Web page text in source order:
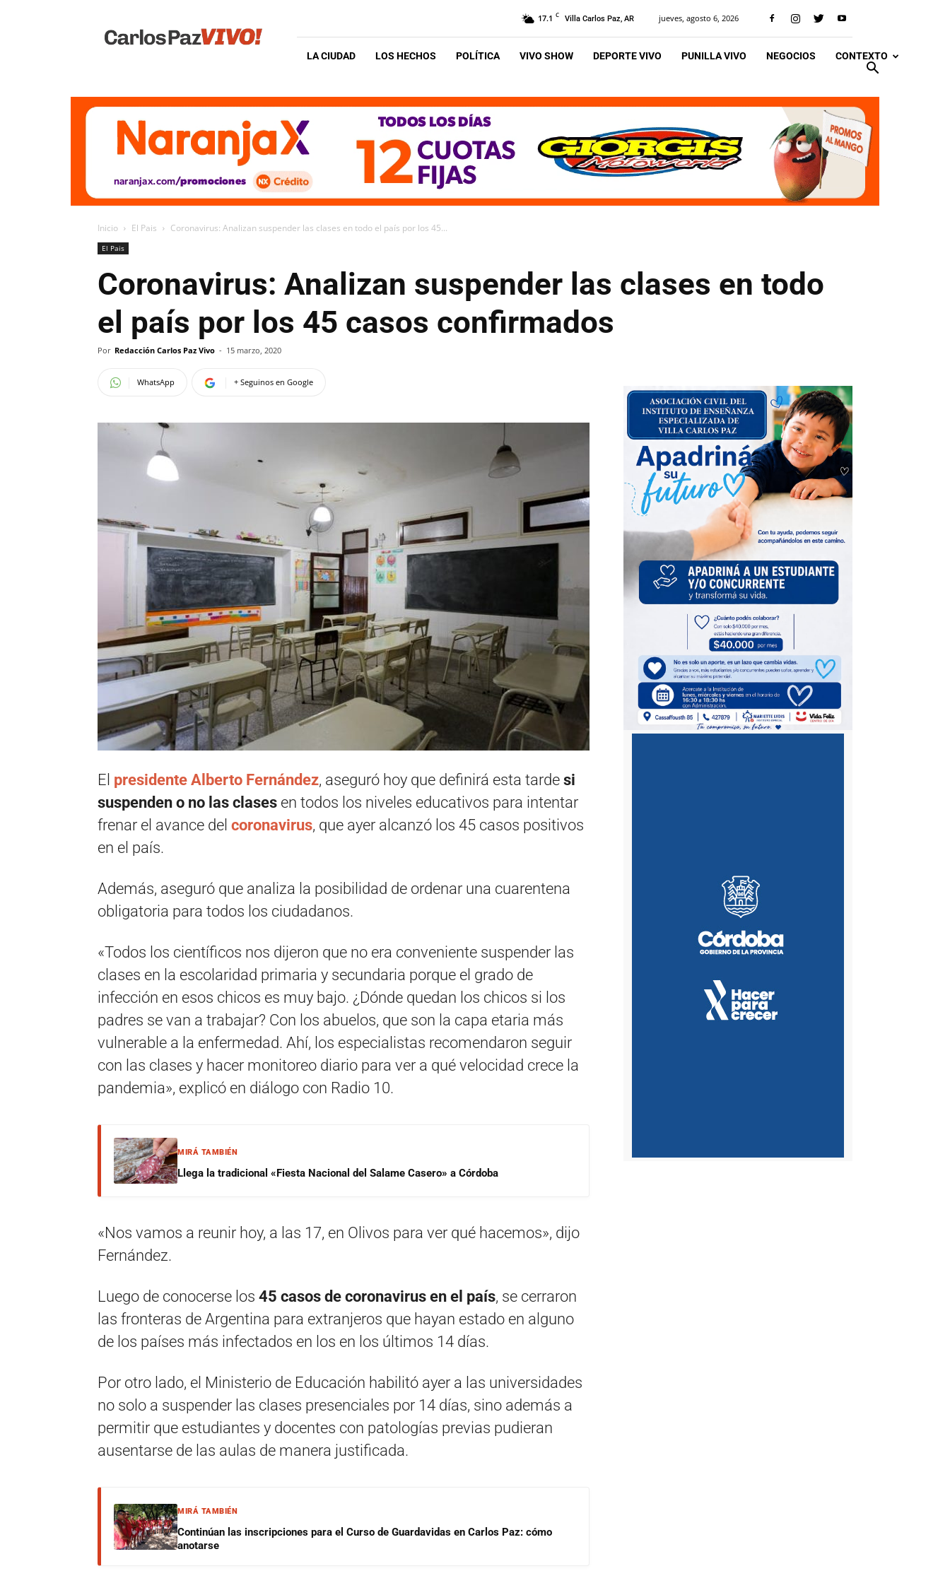
Vivo
17.1 C Villa Carlos Paz, AR jueves, agosto 6, 2026
LA CIUDAD LOS HECHOS POLÍTICA VIVO SHOW DEPORTE VIVO PUNILLA VIVO NEGOCIOS CONTEXTO
Inicio El Pais Coronavirus: Analizan suspender las clases en todo el país por los 45...
El Pais
Coronavirus: Analizan suspender las clases en todo
el país por los 45 casos confirmados
Por Redacción Carlos Paz Vivo - 15 marzo, 2020
WhatsApp + Seguinos en Google
El presidente Alberto Fernández, aseguró hoy que definirá esta tarde si
suspenden o no las clases en todos los niveles educativos para intentar
frenar el avance del coronavirus, que ayer alcanzó los 45 casos positivos
en el país.
Además, aseguró que analiza la posibilidad de ordenar una cuarentena
obligatoria para todos los ciudadanos.
«Todos los científicos nos dijeron que no era conveniente suspender las
clases en la escolaridad primaria y secundaria porque el grado de
infección en esos chicos es muy bajo. ¿Dónde quedan los chicos si los
padres se van a trabajar? Con los abuelos, que son la capa etaria más
vulnerable a la enfermedad. Ahí, los especialistas recomendaron seguir
con las clases y hacer monitoreo diario para ver a qué velocidad crece la
pandemia», explicó en diálogo con Radio 10.
MIRÁ TAMBIÉN
Llega la tradicional «Fiesta Nacional del Salame Casero» a Córdoba
«Nos vamos a reunir hoy, a las 17, en Olivos para ver qué hacemos», dijo
Fernández.
Luego de conocerse los 45 casos de coronavirus en el país, se cerraron
las fronteras de Argentina para extranjeros que hayan estado en alguno
de los países más infectados en los en los últimos 14 días.
Por otro lado, el Ministerio de Educación habilitó ayer a las universidades
no solo a suspender las clases presenciales por 14 días, sino además a
permitir que estudiantes y docentes con patologías previas pudieran
ausentarse de las aulas de manera justificada.
MIRÁ TAMBIÉN
Continúan las inscripciones para el Curso de Guardavidas en Carlos Paz: cómo
anotarse